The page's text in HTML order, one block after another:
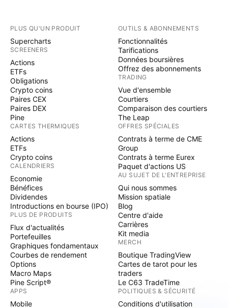
PLUS QU'UN PRODUIT
Supercharts
SCREENERS
Actions
ETFs
Obligations
Crypto coins
Paires CEX
Paires DEX
Pine
CARTES THERMIQUES
Actions
ETFs
Crypto coins
CALENDRIERS
Economie
Bénéfices
Dividendes
Introductions en bourse (IPO)
PLUS DE PRODUITS
Flux d'actualités
Portefeuilles
Graphiques fondamentaux
Courbes de rendement
Options
Macro Maps
Pine Script®
APPS
Mobile
OUTILS & ABONNEMENTS
Fonctionnalités
Tarifications
Données boursières
Offrez des abonnements
TRADING
Vue d'ensemble
Courtiers
Comparaison des courtiers
The Leap
OFFRES SPÉCIALES
Contrats à terme de CME
Group
Contrats à terme Eurex
Paquet d'actions US
AU SUJET DE L'ENTREPRISE
Qui nous sommes
Mission spatiale
Blog
Centre d'aide
Carrières
Kit media
MERCH
Boutique TradingView
Cartes de tarot pour les
traders
Le C63 TradeTime
POLITIQUES & SÉCURITÉ
Conditions d'utilisation